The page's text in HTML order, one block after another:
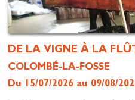
DE LA VIGNE À LA
COLOMBÉ-LA-FOSSE
Du 15/07/2026 au 09/08/